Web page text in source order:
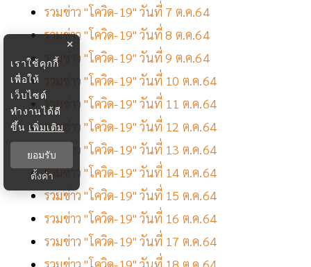
รวมข่าว "โควิด-19" วันที่ 7 ต.ค.64
รวมข่าว "โควิด-19" วันที่ 8 ต.ค.64
รวมข่าว "โควิด-19" วันที่ 9 ต.ค.64
รวมข่าว "โควิด-19" วันที่ 10 ต.ค.64
รวมข่าว "โควิด-19" วันที่ 11 ต.ค.64
รวมข่าว "โควิด-19" วันที่ 12 ต.ค.64
รวมข่าว "โควิด-19" วันที่ 13 ต.ค.64
รวมข่าว "โควิด-19" วันที่ 14 ต.ค.64
รวมข่าว "โควิด-19" วันที่ 15 ต.ค.64
รวมข่าว "โควิด-19" วันที่ 16 ต.ค.64
รวมข่าว "โควิด-19" วันที่ 17 ต.ค.64
×
เราใช้คุกกี้
เพื่อให้
เว็บไซต์
ทำงานได้ดี
ขึ้น เพิ่มเติม
ยอมรับ
ตั้งค่า